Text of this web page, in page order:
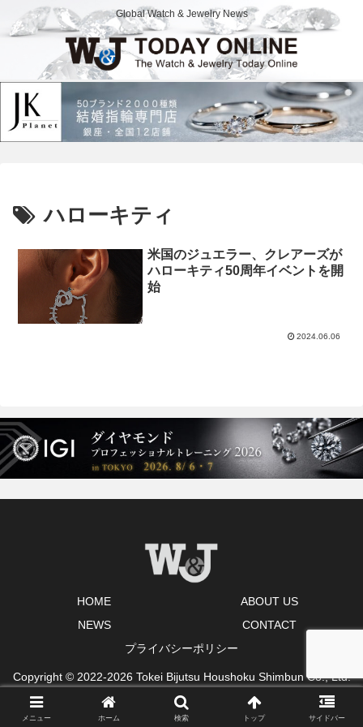
Global Watch & Jewelry News
ハローキティ
米国のジュエラー、クレアーズが
ハローキティ50周年イベントを開
始
2024.06.06
HOME
ABOUT US
NEWS
CONTACT
プライバシーポリシー
Copyright © 2022-2026 Tokei Bijutsu Houshoku Shimbun Co., Ltd.
All Rights Reserved.
メニュー ホーム 検索 トップ サイドバー